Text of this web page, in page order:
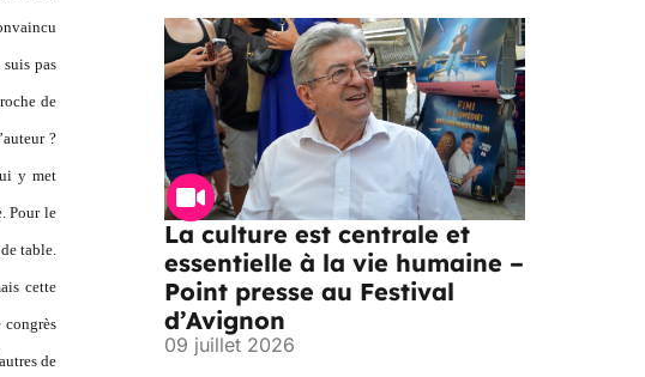
pas
de
?
y met
Pour le
table.
cette
de
La culture est centrale et
essentielle à la vie humaine –
Point presse au Festival
d’Avignon
09 juillet 2026